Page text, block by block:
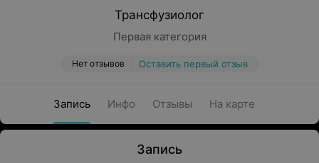
Трансфузиолог
Первая категория
Нет отзывов Оставить первый отзыв
Запись Инфо Отзывы На карте
Запись